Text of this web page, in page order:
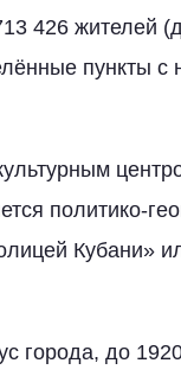
426 жителей
пункты
политико-
Кубани»
города, до